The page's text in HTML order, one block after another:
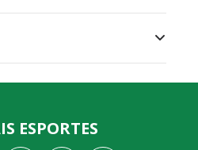
ESPORTES